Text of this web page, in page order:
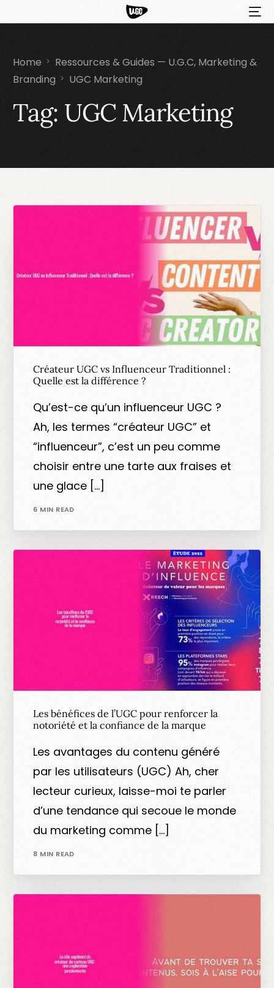
Home
Ressources & Guides — U.G.C, Marketing &
Branding
UGC Marketing
Tag: UGC Marketing
Créateur UGC vs Influenceur Traditionnel :
Quelle est la différence ?
Qu’est-ce qu’un influenceur UGC ?
Ah, les termes “créateur UGC” et
“influenceur”, c’est un peu comme
choisir entre une tarte aux fraises et
une glace […]
6 MIN READ
Les bénéfices de l’UGC pour renforcer la
notoriété et la confiance de la marque
Les avantages du contenu généré
par les utilisateurs (UGC) Ah, cher
lecteur curieux, laisse-moi te parler
d’une tendance qui secoue le monde
du marketing comme […]
8 MIN READ
HOT